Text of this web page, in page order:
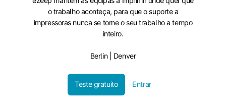
o trabalho aconteça, para que o suporte a
impressoras nunca se torne o seu trabalho a tempo
inteiro.
Berlin | Denver
Teste gratuito Entrar